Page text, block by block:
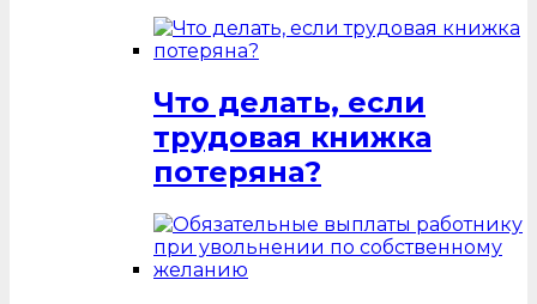
Что делать, если
трудовая книжка
потеряна?